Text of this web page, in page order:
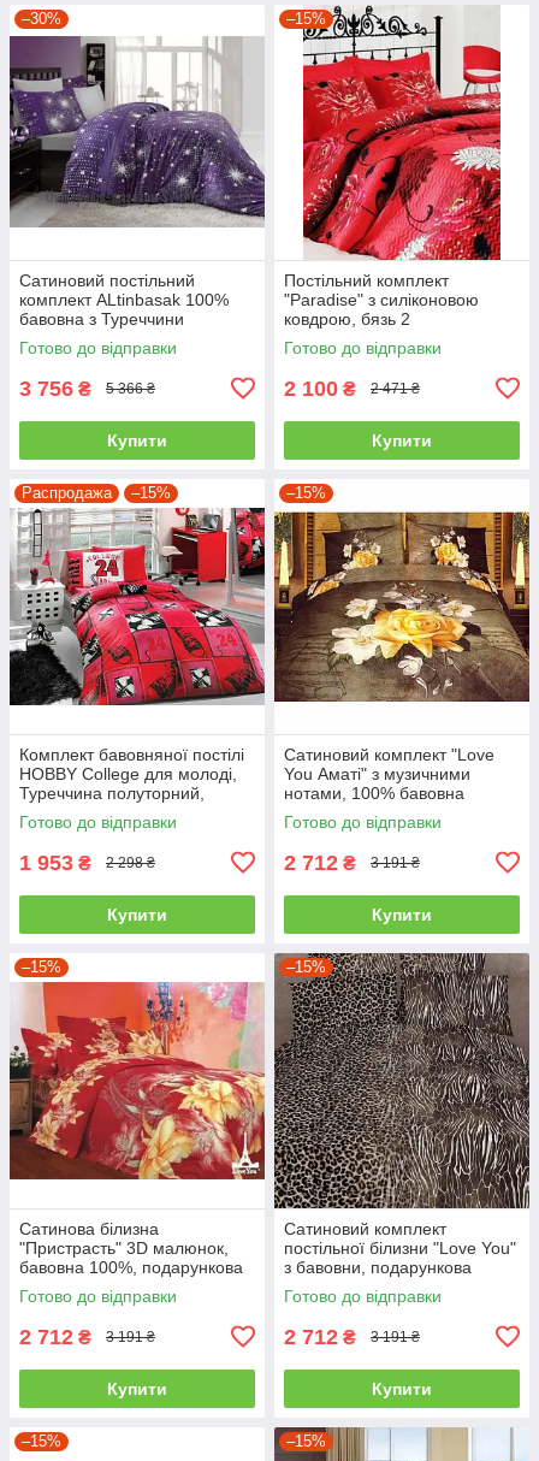
–30%
Сатиновий постільний
комплект ALtinbasak 100%
бавовна з Туреччини
двоспальний - євро
Готово до відправки
3 756 ₴ 5 366 ₴
Купити
–15%
Постільний комплект
"Paradise" з силіконовою
ковдрою, бязь 2
Готово до відправки
2 100 ₴ 2 471 ₴
Купити
Распродажа –15%
Комплект бавовняної постілі
HOBBY College для молоді,
Туреччина полуторний,
червоний
Готово до відправки
1 953 ₴ 2 298 ₴
Купити
–15%
Сатиновий комплект "Love
You Аматі" з музичними
нотами, 100% бавовна
полуторний
Готово до відправки
2 712 ₴ 3 191 ₴
Купити
–15%
Сатинова білизна
"Пристрасть" 3D малюнок,
бавовна 100%, подарункова
упаковка полуторний
Готово до відправки
2 712 ₴ 3 191 ₴
Купити
–15%
Сатиновий комплект
постільної білизни "Love You"
з бавовни, подарункова
упаковка полуторний
Готово до відправки
2 712 ₴ 3 191 ₴
Купити
–15% –15%